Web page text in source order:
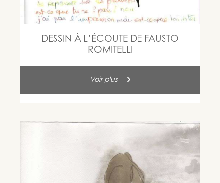
DESSIN À L’ÉCOUTE DE FAUSTO
ROMITELLI
Voir plus